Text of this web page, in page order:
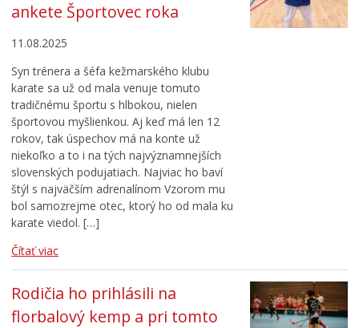
ankete Športovec roka
11.08.2025
Syn trénera a šéfa kežmarského klubu
karate sa už od mala venuje tomuto
tradičnému športu s hlbokou, nielen
športovou myšlienkou. Aj keď má len 12
rokov, tak úspechov má na konte už
niekoľko a to i na tých najvýznamnejších
slovenských podujatiach. Najviac ho baví
štýl s najväčším adrenalínom Vzorom mu
bol samozrejme otec, ktorý ho od mala ku
karate viedol. […]
Čítať viac
Rodičia ho prihlásili na
florbalový kemp a pri tomto